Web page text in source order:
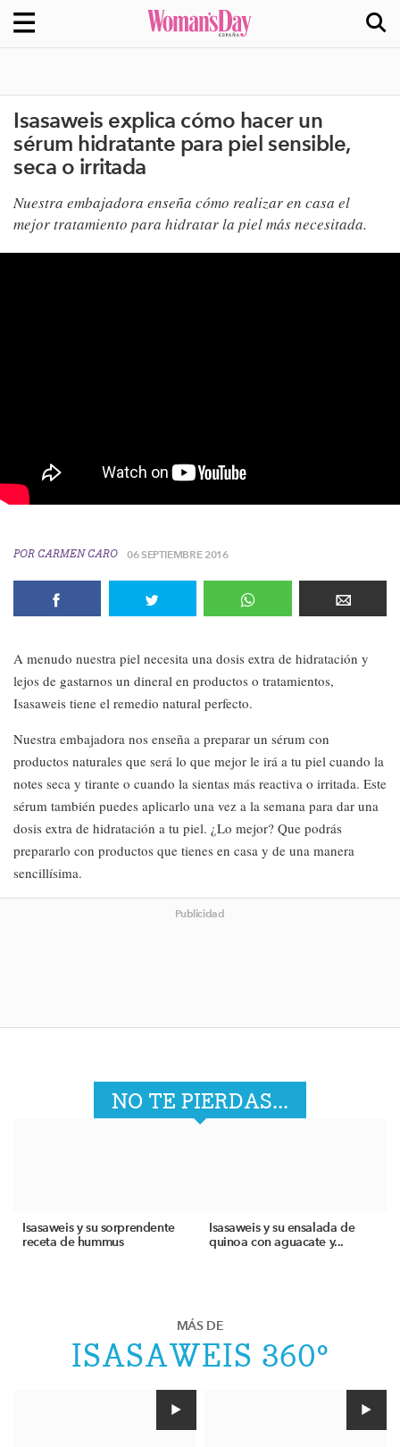
Isasaweis explica cómo hacer un
sérum hidratante para piel sensible,
seca o irritada
​Nuestra embajadora enseña cómo realizar en casa el
mejor tratamiento para hidratar la piel más necesitada.
POR CARMEN CARO 06 SEPTIEMBRE 2016
A menudo nuestra piel necesita una dosis extra de hidratación y
lejos de gastarnos un dineral en productos o tratamientos,
Isasaweis tiene el remedio natural perfecto.
Nuestra embajadora nos enseña a preparar un sérum con
productos naturales que será lo que mejor le irá a tu piel cuando la
notes seca y tirante o cuando la sientas más reactiva o irritada. Este
sérum también puedes aplicarlo una vez a la semana para dar una
dosis extra de hidratación a tu piel. ¿Lo mejor? Que podrás
prepararlo con productos que tienes en casa y de una manera
sencillísima.
Publicidad
NO TE PIERDAS...
Isasaweis y su sorprendente
receta de hummus
Isasaweis y su ensalada de
quinoa con aguacate y...
MÁS DE
ISASAWEIS 360º